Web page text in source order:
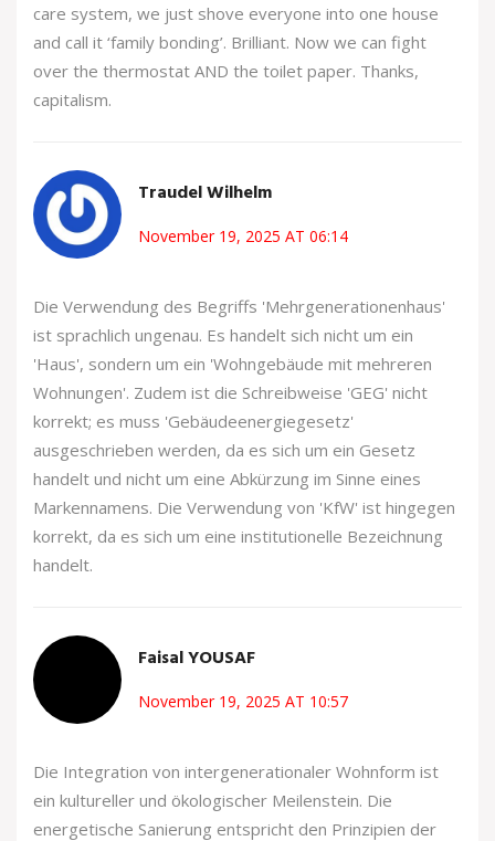
care system, we just shove everyone into one house
and call it ‘family bonding’. Brilliant. Now we can fight
over the thermostat AND the toilet paper. Thanks,
capitalism.
Traudel Wilhelm
November 19, 2025 AT 06:14
Die Verwendung des Begriffs 'Mehrgenerationenhaus'
ist sprachlich ungenau. Es handelt sich nicht um ein
'Haus', sondern um ein 'Wohngebäude mit mehreren
Wohnungen'. Zudem ist die Schreibweise 'GEG' nicht
korrekt; es muss 'Gebäudeenergiegesetz'
ausgeschrieben werden, da es sich um ein Gesetz
handelt und nicht um eine Abkürzung im Sinne eines
Markennamens. Die Verwendung von 'KfW' ist hingegen
korrekt, da es sich um eine institutionelle Bezeichnung
handelt.
Faisal YOUSAF
November 19, 2025 AT 10:57
Die Integration von intergenerationaler Wohnform ist
ein kultureller und ökologischer Meilenstein. Die
energetische Sanierung entspricht den Prinzipien der